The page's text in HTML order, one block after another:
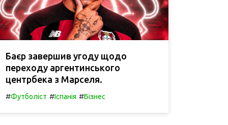
Баєр завершив угоду щодо
переходу аргентинського
центрбека з Марселя.
#Футболіст #Іспанія #Бізнес